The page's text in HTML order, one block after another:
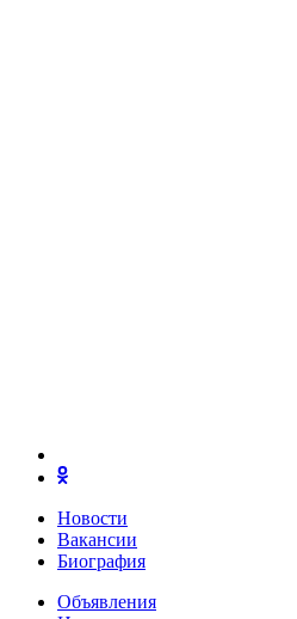
Новости
Вакансии
Биография
Объявления